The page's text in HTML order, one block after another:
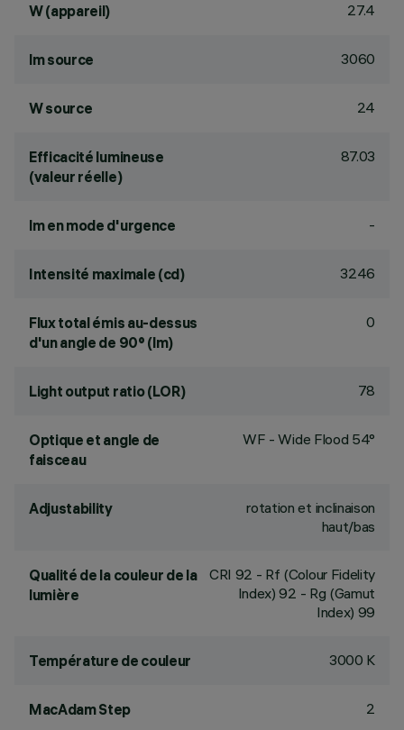
W (appareil) 27.4
lm source 3060
W source 24
Efficacité lumineuse
(valeur réelle)
87.03
lm en mode d'urgence -
Intensité maximale (cd) 3246
Flux total émis au-dessus
d'un angle de 90° (lm)
0
Light output ratio (LOR) 78
Optique et angle de
faisceau
WF - Wide Flood 54°
Adjustability
rotation et inclinaison
haut/bas
Qualité de la couleur de la
lumière
CRI 92 - Rf (Colour Fidelity
Index) 92 - Rg (Gamut
Index) 99
Température de couleur 3000 K
MacAdam Step 2